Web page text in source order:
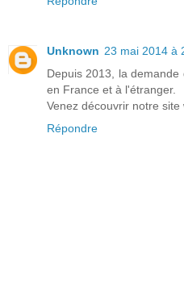
Unknown 23 mai 2014 à
Depuis 2013, la
en France et à l'étranger.
Venez découvrir notre site
Répondre